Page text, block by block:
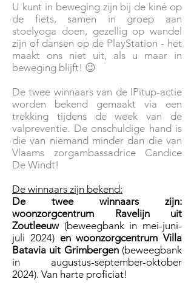
U kunt in beweging zijn bij de kiné op
de fiets, samen in groep aan
stoelyoga doen, gezellig op wandel
zijn of dansen op de PlayStation - het
maakt ons niet uit, als u maar in
beweging blijft! 😉
De twee winnaars van de IPitup-actie
worden bekend gemaakt via een
trekking tijdens de week van de
valpreventie. De onschuldige hand is
die van niemand minder dan die van
Vlaams zorgambassadrice Candice
De Windt!​
De winnaars zijn bekend:
De twee winnaars zijn:
woonzorgcentrum Ravelijn uit
Zoutleeuw(beweegbank in mei-juni-
juli 2024) en woonzorgcentrum Villa
Batavia uit Grimbergen(beweegbank
in augustus-september-oktober
2024). Van harte proficiat!​